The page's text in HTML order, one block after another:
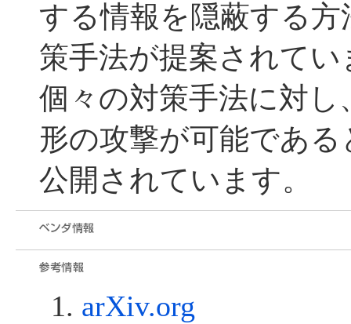
する情報を隠蔽する
策手法が提案されて
個々の対策手法に対し
形の攻撃が可能である
公開されています。
arXiv.org